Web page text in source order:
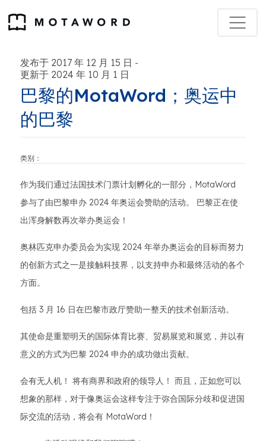
发布于 2017 年 12 月 15 日 -
更新于 2024 年 10 月 1 日
巴黎的MotaWord；奥运中
的巴黎
类别：
作为我们通过法国技术门票计划孵化的一部分，MotaWord
参与了由巴黎申办 2024 年奥运会赞助的活动。 巴黎正在使
出浑身解数再次举办奥运会！
奥林匹克申办委员会为实现 2024 年举办奥运会的目标而努力
的创新方式之一是接触科技界，以支持申办和最终活动的各个
方面。
包括 3 月 16 日在巴黎市政厅赞助一整天的技术创新活动。
其使命是重塑明天的国际体育比赛、贸易展览和展览，并以有
意义的方式为巴黎 2024 申办的成功做出贡献。
会有无人机！ 将有商界和政府的领导人！ 而且，正如您可以
想象的那样，对于像奥运会这样专注于弥合国际分歧和促进国
际交流的活动，将会有 MotaWord！